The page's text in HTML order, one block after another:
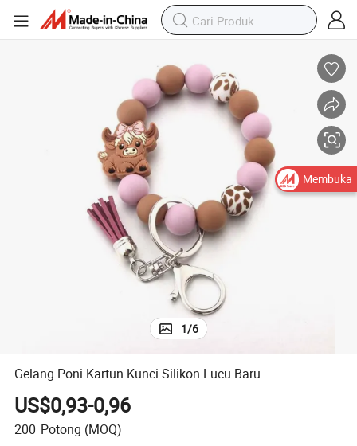
1/6
Gelang Poni Kartun Kunci Silikon Lucu Baru
US$0,93-0,96
200 Potong (MOQ)
Membuka